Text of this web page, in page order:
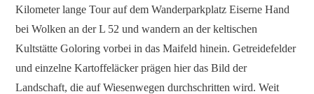
Kilometer lange Tour auf dem Wanderparkplatz Eiserne Hand
bei Wolken an der L 52 und wandern an der keltischen
Kultstätte Goloring vorbei in das Maifeld hinein. Getreidefelder
und einzelne Kartoffeläcker prägen hier das Bild der
Landschaft, die auf Wiesenwegen durchschritten wird. Weit